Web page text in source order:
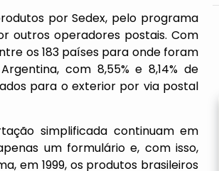
por Sedex, pelo programa
outros operadores postais. Com
os 183 países para onde foram
com 8,55% e 8,14% de
para o exterior por via postal
simplificada continuam em
um formulário e, com isso,
em 1999, os produtos brasileiros